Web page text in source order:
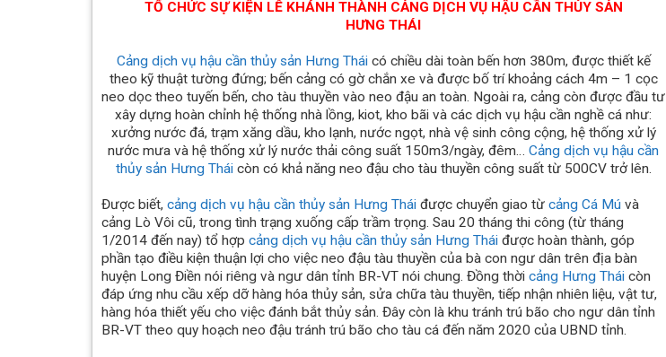
TỔ CHỨC SỰ KIỆN LỄ KHÁNH THÀNH CẢNG DỊCH VỤ HẬU CẦN THỦY SẢN
HƯNG THÁI
Cảng dịch vụ hậu cần thủy sản Hưng Tháicó chiều dài toàn bến hơn 380m, được thiết kế
theo kỹ thuật tường đứng; bến cảng có gờ chắn xe và được bố trí khoảng cách 4m – 1 cọc
neo dọc theo tuyến bến, cho tàu thuyền vào neo đậu an toàn. Ngoài ra, cảng còn được đầu tư
xây dựng hoàn chỉnh hệ thống nhà lồng, kiot, kho bãi và các dịch vụ hậu cần nghề cá như:
xưởng nước đá, trạm xăng dầu, kho lạnh, nước ngọt, nhà vệ sinh công cộng, hệ thống xử lý
nước mưa và hệ thống xử lý nước thải công suất 150m3/ngày, đêm… Cảng dịch vụ hậu cần
thủy sản Hưng Tháicòn có khả năng neo đậu cho tàu thuyền công suất từ 500CV trở lên.
Được biết, cảng dịch vụ hậu cần thủy sản Hưng Thái được chuyển giao từ cảng Cá Mú và
cảng Lò Vôi cũ, trong tình trạng xuống cấp trầm trọng. Sau 20 tháng thi công (từ tháng
1/2014 đến nay) tổ hợp cảng dịch vụ hậu cần thủy sản Hưng Thái được hoàn thành, góp
phần tạo điều kiện thuận lợi cho việc neo đậu tàu thuyền của bà con ngư dân trên địa bàn
huyện Long Điền nói riêng và ngư dân tỉnh BR-VT nói chung. Đồng thời cảng Hưng Thái còn
đáp ứng nhu cầu xếp dỡ hàng hóa thủy sản, sửa chữa tàu thuyền, tiếp nhận nhiên liệu, vật tư,
hàng hóa thiết yếu cho việc đánh bắt thủy sản. Đây còn là khu tránh trú bão cho ngư dân tỉnh
BR-VT theo quy hoạch neo đậu tránh trú bão cho tàu cá đến năm 2020 của UBND tỉnh.